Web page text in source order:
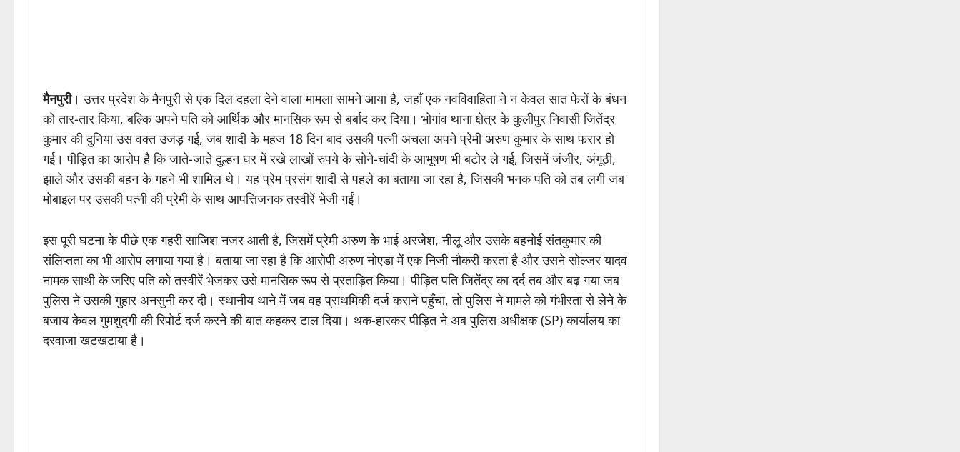
मैनपुरी। उत्तर प्रदेश के मैनपुरी से एक दिल दहला देने वाला मामला सामने आया है, जहाँ एक नवविवाहिता ने न केवल सात फेरों के बंधन
को तार-तार किया, बल्कि अपने पति को आर्थिक और मानसिक रूप से बर्बाद कर दिया। भोगांव थाना क्षेत्र के कुलीपुर निवासी जितेंद्र
कुमार की दुनिया उस वक्त उजड़ गई, जब शादी के महज 18 दिन बाद उसकी पत्नी अचला अपने प्रेमी अरुण कुमार के साथ फरार हो
गई। पीड़ित का आरोप है कि जाते-जाते दुल्हन घर में रखे लाखों रुपये के सोने-चांदी के आभूषण भी बटोर ले गई, जिसमें जंजीर, अंगूठी,
झाले और उसकी बहन के गहने भी शामिल थे। यह प्रेम प्रसंग शादी से पहले का बताया जा रहा है, जिसकी भनक पति को तब लगी जब
मोबाइल पर उसकी पत्नी की प्रेमी के साथ आपत्तिजनक तस्वीरें भेजी गईं।
इस पूरी घटना के पीछे एक गहरी साजिश नजर आती है, जिसमें प्रेमी अरुण के भाई अरजेश, नीलू और उसके बहनोई संतकुमार की
संलिप्तता का भी आरोप लगाया गया है। बताया जा रहा है कि आरोपी अरुण नोएडा में एक निजी नौकरी करता है और उसने सोल्जर यादव
नामक साथी के जरिए पति को तस्वीरें भेजकर उसे मानसिक रूप से प्रताड़ित किया। पीड़ित पति जितेंद्र का दर्द तब और बढ़ गया जब
पुलिस ने उसकी गुहार अनसुनी कर दी। स्थानीय थाने में जब वह प्राथमिकी दर्ज कराने पहुँचा, तो पुलिस ने मामले को गंभीरता से लेने के
बजाय केवल गुमशुदगी की रिपोर्ट दर्ज करने की बात कहकर टाल दिया। थक-हारकर पीड़ित ने अब पुलिस अधीक्षक (SP) कार्यालय का
दरवाजा खटखटाया है।